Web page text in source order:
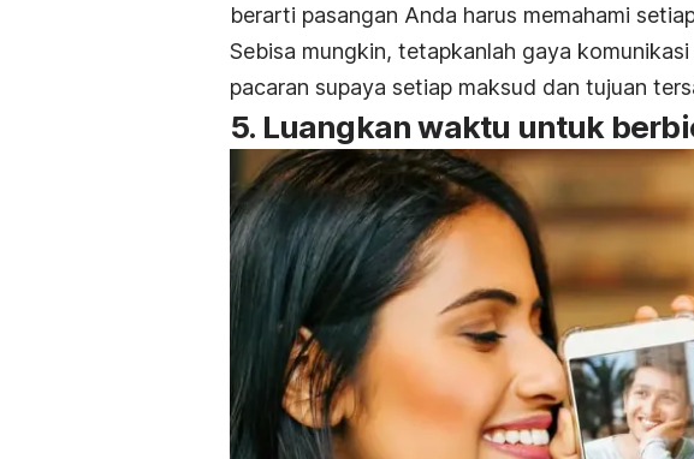
berarti pasangan Anda harus memahami
Sebisa mungkin, tetapkanlah gaya
pacaran supaya setiap maksud dan tujuan
5. Luangkan waktu untuk